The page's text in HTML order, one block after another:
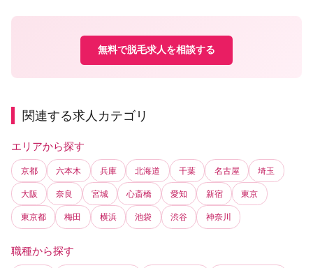
無料で脱毛求人を相談する
関連する求人カテゴリ
エリアから探す
京都 六本木 兵庫 北海道 千葉 名古屋 埼玉
大阪 奈良 宮城 心斎橋 愛知 新宿 東京
東京都 梅田 横浜 池袋 渋谷 神奈川
職種から探す